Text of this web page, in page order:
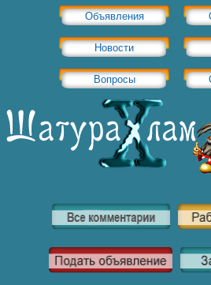
Объявления
Новости
Вопросы